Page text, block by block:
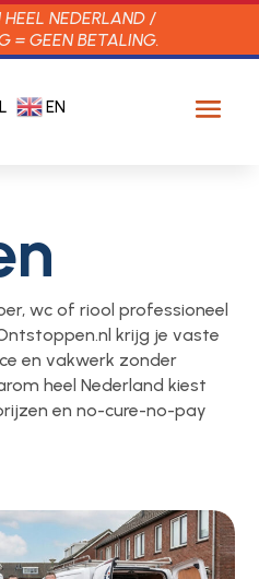
NEDERLAND /
= GEEN BETALING.
EN
wc of riool professioneel
krijg je vaste
en vakwerk zonder
heel Nederland kiest
en no-cure-no-pay